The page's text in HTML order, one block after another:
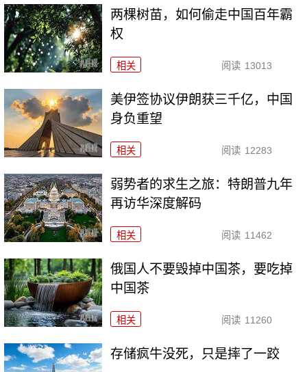
两棵树苗，如何偷走中国百年霸
权
相关 阅读 13013
美伊签协议伊朗获三千亿，中国
身负重望
相关 阅读 12283
弱势者的求生之旅：特朗普九年
再访华深度解码
相关 阅读 11462
俄国人不要毁掉中国茶，要吃掉
中国茶
相关 阅读 11260
存储疯牛没死，只是摔了一跤